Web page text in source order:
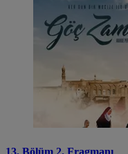
13. Bölüm 2. Fragmanı